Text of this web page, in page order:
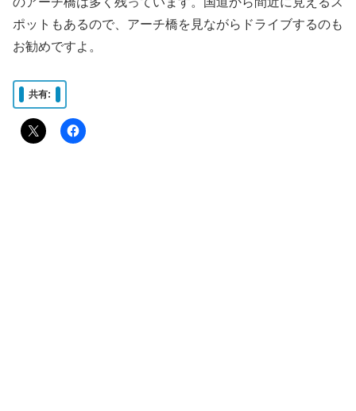
ポットもあるので、アーチ橋を見ながらドライブするのも
お勧めですよ。
共有: